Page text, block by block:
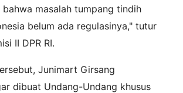
masalah tumpang tindih
belum ada regulasinya," tutur
II DPR RI.
Junimart Girsang
dibuat Undang-Undang khusus